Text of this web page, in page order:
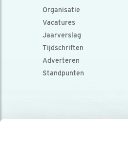
Organisatie
Vacatures
Jaarverslag
Tijdschriften
Adverteren
Standpunten